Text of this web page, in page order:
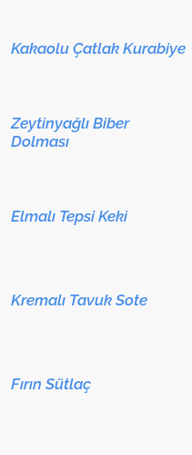
Kakaolu Çatlak Kurabiye
Zeytinyağlı Biber
Dolması
Elmalı Tepsi Keki
Kremalı Tavuk Sote
Fırın Sütlaç